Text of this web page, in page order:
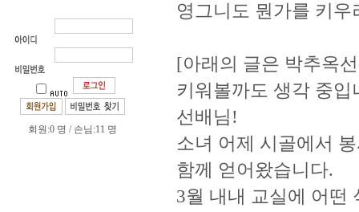
회원:0 명 / 손님:11 명
영그니도 뭔가를 키
[아래의 글은 박추옥
키워볼까도 생각 중입
선배님!
소녀 어제 시골에서
함께 얻어왔습니다.
3월 내내 교실에 어떤